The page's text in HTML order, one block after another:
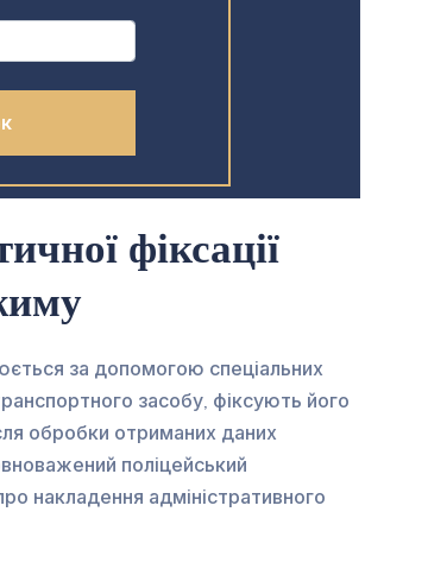
фіксації
за допомогою спеціальних
засобу, фіксують його
обробки отриманих даних
поліцейський
накладення адміністративного